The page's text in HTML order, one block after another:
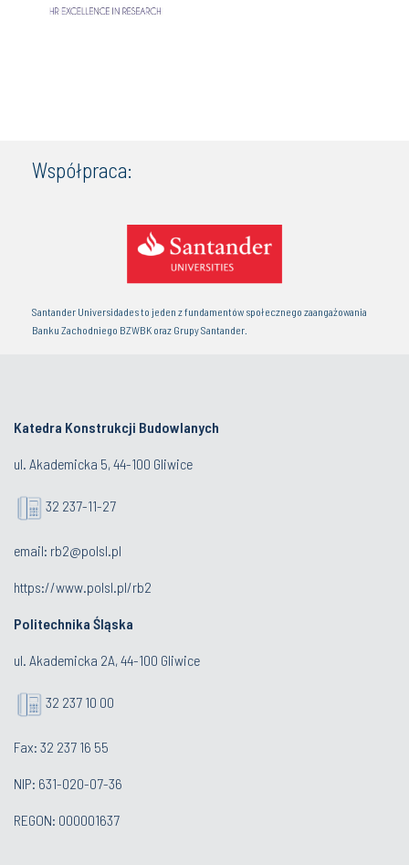
Współpraca:
Santander Universidades to jeden z fundamentów społecznego zaangażowania
Banku Zachodniego BZWBK oraz Grupy Santander.
Katedra Konstrukcji Budowlanych
ul. Akademicka 5, 44-100 Gliwice
32 237-11-27
email: rb2@polsl.pl
https://www.polsl.pl/rb2
Politechnika Śląska
ul. Akademicka 2A, 44-100 Gliwice
32 237 10 00
Fax: 32 237 16 55
NIP: 631-020-07-36
REGON: 000001637